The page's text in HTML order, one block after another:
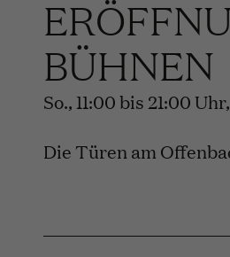
BÜHNEN
So., 11:00 bis 21:00
Die Türen am